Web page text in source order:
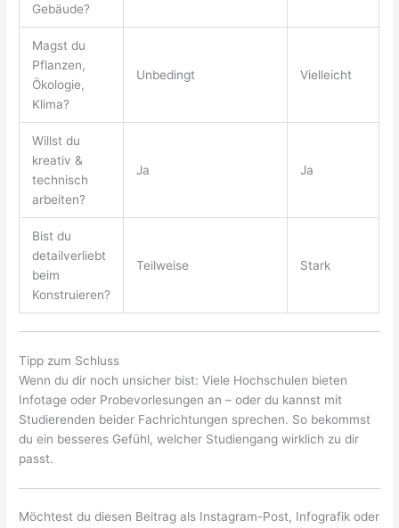
Gebäude?
Magst du
Pflanzen,
Ökologie,
Klima?
Unbedingt Vielleicht
Willst du
kreativ &
technisch
arbeiten?
Ja Ja
Bist du
detailverliebt
beim
Konstruieren?
Teilweise Stark
Tipp zum Schluss
Wenn du dir noch unsicher bist: Viele Hochschulen bieten
Infotage oder Probevorlesungen an – oder du kannst mit
Studierenden beider Fachrichtungen sprechen. So bekommst
du ein besseres Gefühl, welcher Studiengang wirklich zu dir
passt.
Möchtest du diesen Beitrag als Instagram-Post, Infografik oder